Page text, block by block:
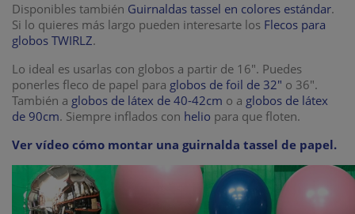
Disponibles también Guirnaldas tassel en colores estándar.
Si lo quieres más largo pueden interesarte los Flecos para
globos TWIRLZ.
Lo ideal es usarlas con globos a partir de 16". Puedes
ponerles fleco de papel para globos de foil de 32" o 36".
También a globos de látex de 40-42cm o a globos de látex
de 90cm. Siempre inflados con helio para que floten.
Ver vídeo cómo montar una guirnalda tassel de papel.